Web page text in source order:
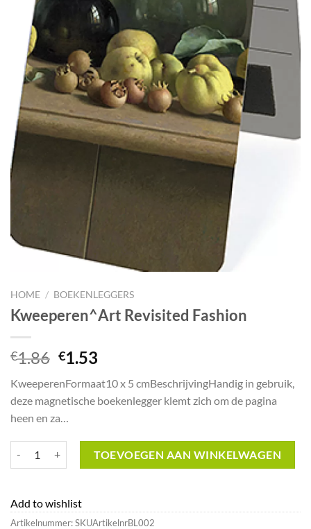
HOME / BOEKENLEGGERS
Kweeperen^Art Revisited Fashion
€1.86 Oorspronkelijke
was:
€1.86.
€1.53
is:
€1.53.
KweeperenFormaat10 x 5 cmBeschrijvingHandig in gebruik,
deze magnetische boekenlegger klemt zich om de pagina
heen en za…
TOEVOEGEN AAN WINKELWAGEN
Add to wishlist
Artikelnummer:SKUArtikelnrBL002